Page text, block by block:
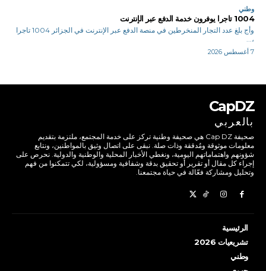
وطني
1004 تاجرا يوفرون خدمة الدفع عبر الإنترنت
وأج بلغ عدد التجار المنخرطين في منصة الدفع عبر الإنترنت في الجزائر 1004 تاجرا
،...
7 أغسطس 2026
CapDZ
بالعربي
صحيفة Cap DZ هي صحيفة وطنية تركز على خدمة المجتمع، ملتزمة بتقديم
معلومات موثوقة ومُدققة وذات صلة. نبقى على اتصال وثيق بالمواطنين، ونتابع
شؤونهم واهتماماتهم اليومية، ونغطي الأخبار المحلية والوطنية والدولية. نحرص على
إجراء كل مقال أو تقرير أو تحقيق بدقة وشفافية ومسؤولية، لكي تتمكنوا من فهم
وتحليل ومشاركة فعّالة في حياة مجتمعنا.
الرئيسية
تشريعيات 2026
وطني